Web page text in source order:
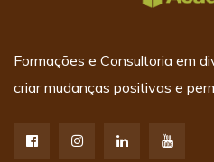
Formações e Consultoria em
criar mudanças positivas e